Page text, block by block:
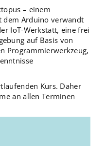
– einem
dem Arduino verwandt
IoT-Werkstatt, eine frei
auf Basis von
Programmierwerkzeug,
Kurs. Daher
an allen Terminen